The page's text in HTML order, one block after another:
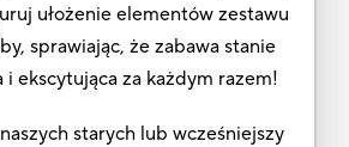
ułożenie elementów zestawu
sprawiając, że zabawa stanie
i ekscytująca za każdym razem!
starych lub wcześniejszy